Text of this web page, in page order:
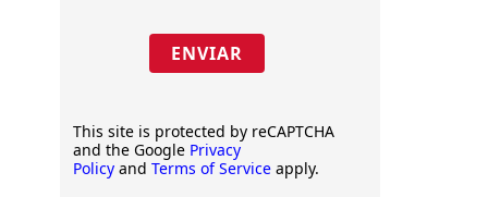
ENVIAR
This site is protected by reCAPTCHA
and the Google Privacy
Policy and Terms of Service apply.